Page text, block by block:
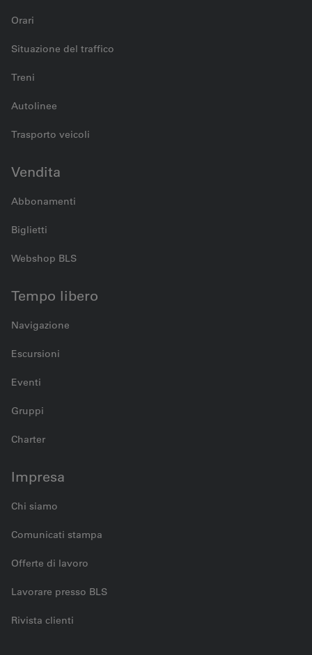
Orari
Situazione del traffico
Treni
Autolinee
Trasporto veicoli
Vendita
Abbonamenti
Biglietti
Webshop BLS
Tempo libero
Navigazione
Escursioni
Eventi
Gruppi
Charter
Impresa
Chi siamo
Comunicati stampa
Offerte di lavoro
Lavorare presso BLS
Rivista clienti